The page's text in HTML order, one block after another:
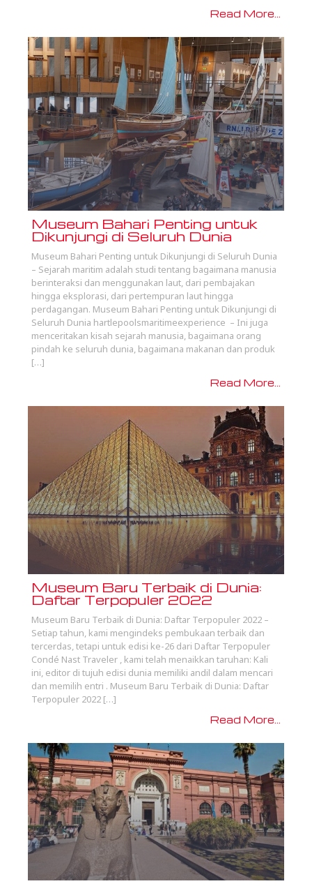
Read More...
Museum Bahari Penting untuk
Dikunjungi di Seluruh Dunia
Museum Bahari Penting untuk Dikunjungi di Seluruh Dunia
– Sejarah maritim adalah studi tentang bagaimana manusia
berinteraksi dan menggunakan laut, dari pembajakan
hingga eksplorasi, dari pertempuran laut hingga
perdagangan. Museum Bahari Penting untuk Dikunjungi di
Seluruh Dunia hartlepoolsmaritimeexperience – Ini juga
menceritakan kisah sejarah manusia, bagaimana orang
pindah ke seluruh dunia, bagaimana makanan dan produk
[…]
Read More...
Museum Baru Terbaik di Dunia:
Daftar Terpopuler 2022
Museum Baru Terbaik di Dunia: Daftar Terpopuler 2022 –
Setiap tahun, kami mengindeks pembukaan terbaik dan
tercerdas, tetapi untuk edisi ke-26 dari Daftar Terpopuler
Condé Nast Traveler , kami telah menaikkan taruhan: Kali
ini, editor di tujuh edisi dunia memiliki andil dalam mencari
dan memilih entri . Museum Baru Terbaik di Dunia: Daftar
Terpopuler 2022 […]
Read More...